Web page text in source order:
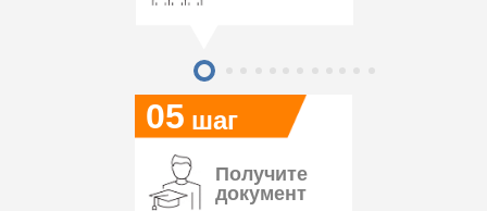
05 шаг
Получите
документ